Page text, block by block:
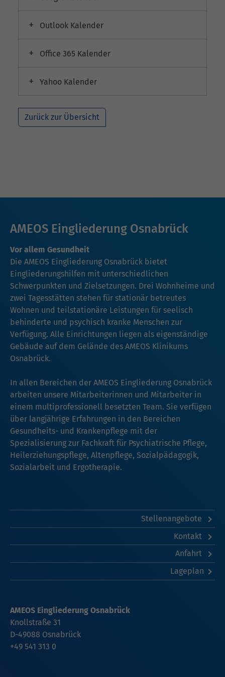
Outlook Kalender
Office 365 Kalender
Yahoo Kalender
Zurück zur Übersicht
AMEOS Eingliederung Osnabrück
Vor allem Gesundheit
Die AMEOS Eingliederung Osnabrück bietet
Eingliederungshilfen mit unterschiedlichen
Schwerpunkten und Zielsetzungen. Drei Wohnheime und
zwei Tagesstätten stehen für stationär betreutes
Wohnen und teilstationäre Leistungen für seelisch
behinderte und psychisch kranke Menschen zur
Verfügung. Alle Einrichtungen liegen als eigenständige
Gebäude auf dem Gelände des AMEOS Klinikums
Osnabrück.
In allen Bereichen der AMEOS Eingliederung Osnabrück
arbeiten unsere Mitarbeiterinnen und Mitarbeiter in
einem multiprofessionell besetzten Team. Sie verfügen
über langjährige Erfahrungen in den Bereichen
Gesundheits- und Krankenpflege mit der
Spezialisierung zur Fachkraft für Psychiatrische Pflege,
Heilerziehungspflege, Altenpflege, Sozialpädagogik,
Sozialarbeit und Ergotherapie.
Stellenangebote
Kontakt
Anfahrt
Lageplan
AMEOS Eingliederung Osnabrück
Knollstraße 31
D-49088 Osnabrück
+49 541 313 0